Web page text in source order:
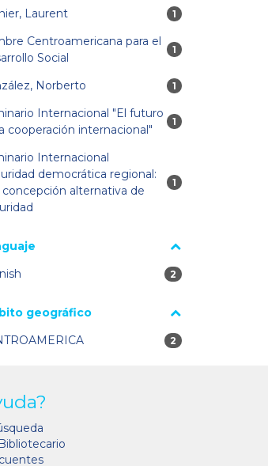
Laurent
1 resultados
1
Centroamericana para el
Social
1 resultados
1
Norberto 1 resultados
1
Internacional "El futuro
cooperación internacional"
1 resultados
1
Internacional
democrática regional:
concepción alternativa de
1 resultados
1
2 resultados
2
geográfico
2 resultados
2